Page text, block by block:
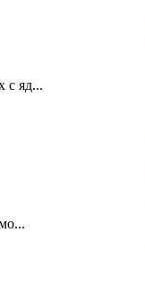
с яд...